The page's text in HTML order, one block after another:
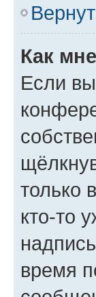
Как
Если
только
кто-то
время